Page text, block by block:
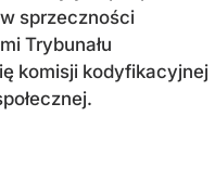
sprzeczności
Trybunału
komisji kodyfikacyjnej